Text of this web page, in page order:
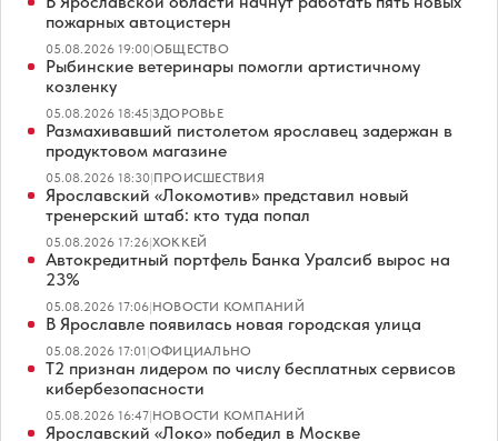
пожарных автоцистерн
05.08.2026 19:00|ОБЩЕСТВО
Рыбинские ветеринары помогли артистичному
козленку
05.08.2026 18:45|ЗДОРОВЬЕ
Размахивавший пистолетом ярославец задержан в
продуктовом магазине
05.08.2026 18:30|ПРОИСШЕСТВИЯ
Ярославский «Локомотив» представил новый
тренерский штаб: кто туда попал
05.08.2026 17:26|ХОККЕЙ
Автокредитный портфель Банка Уралсиб вырос на
23%
05.08.2026 17:06|НОВОСТИ КОМПАНИЙ
В Ярославле появилась новая городская улица
05.08.2026 17:01|ОФИЦИАЛЬНО
Т2 признан лидером по числу бесплатных сервисов
кибербезопасности
05.08.2026 16:47|НОВОСТИ КОМПАНИЙ
Ярославский «Локо» победил в Москве